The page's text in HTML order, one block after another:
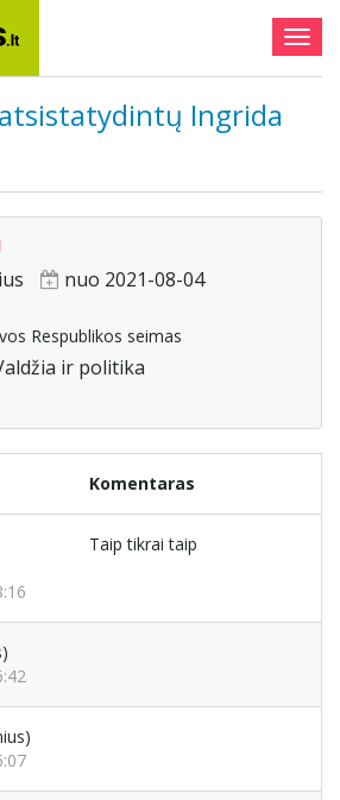
Ingrida
nuo 2021-08-04
Respublikos seimas
ir politika
Komentaras
Taip tikrai taip